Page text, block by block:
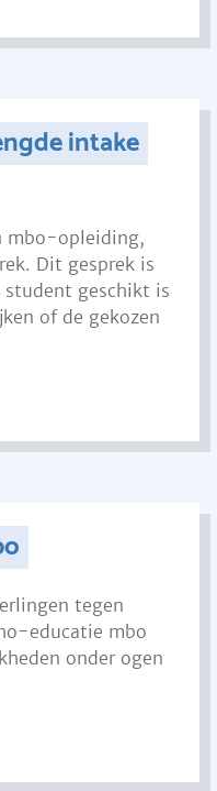
intake
mbo-opleiding,
Dit gesprek is
geschikt is
of de gekozen
tegen
educatie mbo
onder ogen